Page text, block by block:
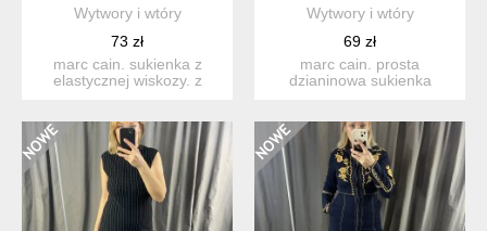
Wytwory i wtóry
73 zł
marc cain. sukienka z
elastycznej wiskozy. z
Wytwory i wtóry
69 zł
marc cain. prosta
dzianinowa sukienka